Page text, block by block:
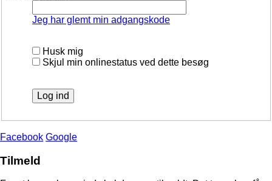
Jeg har glemt min adgangskode
Husk mig
Skjul min onlinestatus ved dette besøg
Facebook Google
Tilmeld